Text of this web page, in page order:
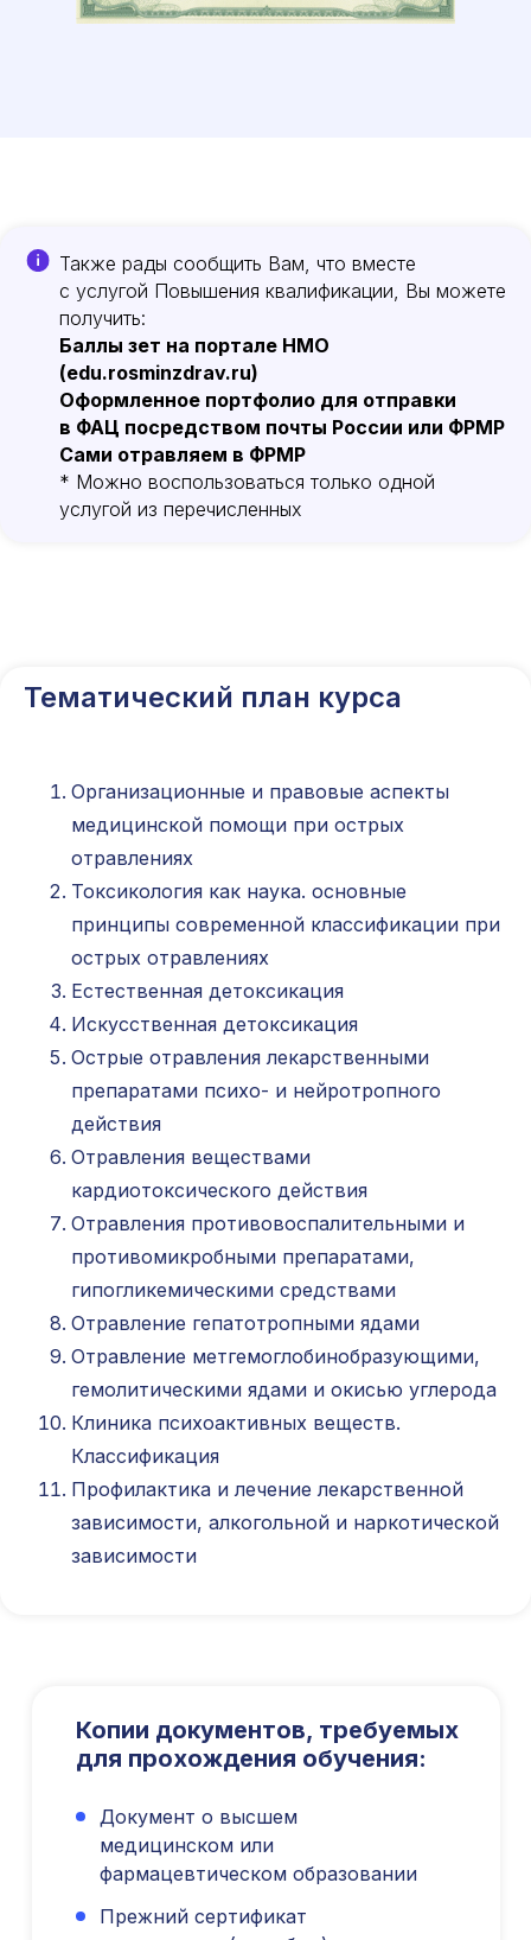
Также рады сообщить Вам, что вместе
с услугой Повышения квалификации, Вы можете
получить:
Баллы зет на портале НМО
(edu.rosminzdrav.ru)
Оформленное портфолио для отправки
в ФАЦ посредством почты России или ФРМР
Сами отравляем в ФРМР
* Можно воспользоваться только одной
услугой из перечисленных
Тематический план курса
Организационные и правовые аспекты
медицинской помощи при острых
отравлениях
Токсикология как наука. основные
принципы современной классификации при
острых отравлениях
Естественная детоксикация
Искусственная детоксикация
Острые отравления лекарственными
препаратами психо- и нейротропного
действия
Отравления веществами
кардиотоксического действия
Отравления противовоспалительными и
противомикробными препаратами,
гипогликемическими средствами
Отравление гепатотропными ядами
Отравление метгемоглобинобразующими,
гемолитическими ядами и окисью углерода
Клиника психоактивных веществ.
Классификация
Профилактика и лечение лекарственной
зависимости, алкогольной и наркотической
зависимости
Копии документов, требуемых
для прохождения обучения:
Документ о высшем
медицинском или
фармацевтическом образовании
Прежний сертификат
Международный центр медицинского
Проверить лицензию
ОГРН 1207700292690
8 800 444 10 82
Юридический адрес: 107031, г.Москва, вн.тер.г.
Мост, д. 19, стр.2
Оферта об образовательных услугах
Публичная оферта
Профессиональная подготовка
Со средним образованием
С высшим образованием